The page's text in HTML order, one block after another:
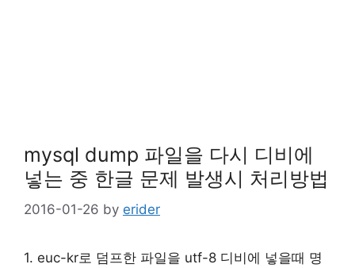
mysql dump 파일을 다시 디비에
넣는 중 한글 문제 발생시 처리방법
2016-01-26 by erider
1. euc-kr로 덤프한 파일을 utf-8 디비에 넣을때 명